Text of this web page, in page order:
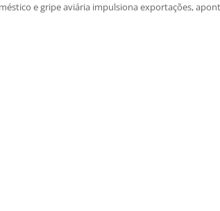
e gripe aviária impulsiona exportações,